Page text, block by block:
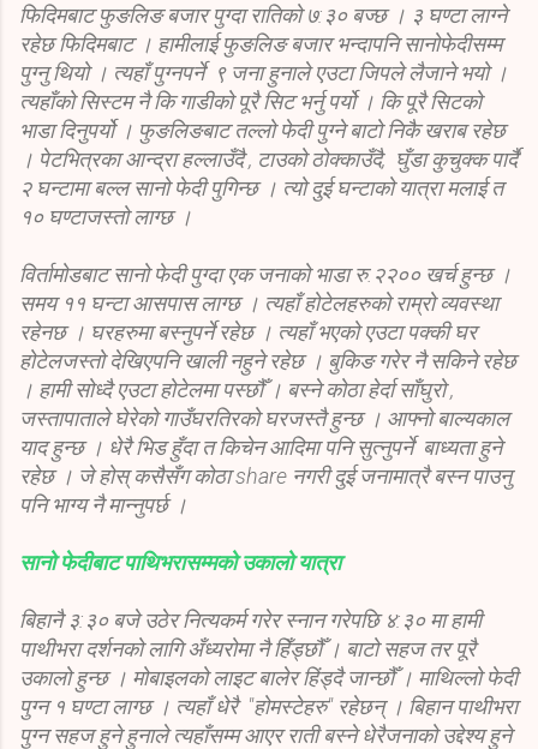
फिदिमबाट फुङलिङ बजार पुग्दा रातिको ७:३० बज्छ । ३ घण्टा लाग्ने
रहेछ फिदिमबाट । हामीलाई फुङलिङ बजार भन्दापनि सानोफेदीसम्म
पुग्नु थियो । त्यहाँ पुग्नपर्ने ९ जना हुनाले एउटा जिपले लैजाने भयो ।
त्यहाँको सिस्टम नै कि गाडीको पूरै सिट भर्नु पर्यो । कि पूरै सिटको
भाडा दिनुपर्यो । फुङलिङबाट तल्लो फेदी पुग्ने बाटो निकै खराब रहेछ
। पेटभित्रका आन्द्रा हल्लाउँदै , टाउको ठोक्काउँदै, घुँडा कुचुक्क पार्दै
२ घन्टामा बल्ल सानो फेदी पुगिन्छ । त्यो दुई घन्टाको यात्रा मलाई त
१० घण्टाजस्तो लाग्छ ।
विर्तामोडबाट सानो फेदी पुग्दा एक जनाको भाडा रु.२२०० खर्च हुन्छ ।
समय ११ घन्टा आसपास लाग्छ । त्यहाँ होटेलहरुको राम्रो व्यवस्था
रहेनछ । घरहरुमा बस्नुपर्ने रहेछ । त्यहाँ भएको एउटा पक्की घर
होटेलजस्तो देखिएपनि खाली नहुने रहेछ । बुकिङ गरेर नै सकिने रहेछ
। हामी सोध्दै एउटा होटेलमा पस्छौँ । बस्ने कोठा हेर्दा साँघुरो ,
जस्तापाताले घेरेको गाउँघरतिरको घरजस्तै हुन्छ । आफ्नो बाल्यकाल
याद हुन्छ । धेरै भिड हुँदा त किचेन आदिमा पनि सुत्नुपर्ने बाध्यता हुने
रहेछ । जे होस् कसैसँग कोठा share नगरी दुई जनामात्रै बस्न पाउनु
पनि भाग्य नै मान्नुपर्छ ।
सानो फेदीबाट पाथिभरासम्मको उकालो यात्रा
बिहानै ३:३० बजे उठेर नित्यकर्म गरेर स्नान गरेपछि ४:३० मा हामी
पाथीभरा दर्शनको लागि अँध्यरोमा नै हिँड्छौँ । बाटो सहज तर पूरै
उकालो हुन्छ । मोबाइलको लाइट बालेर हिंड्दै जान्छौँ । माथिल्लो फेदी
पुग्न १ घण्टा लाग्छ । त्यहाँ धेरै "होमस्टेहरु" रहेछन् । बिहान पाथीभरा
पुग्न सहज हुने हुनाले त्यहाँसम्म आएर राती बस्ने धेरैजनाको उद्देश्य हुने